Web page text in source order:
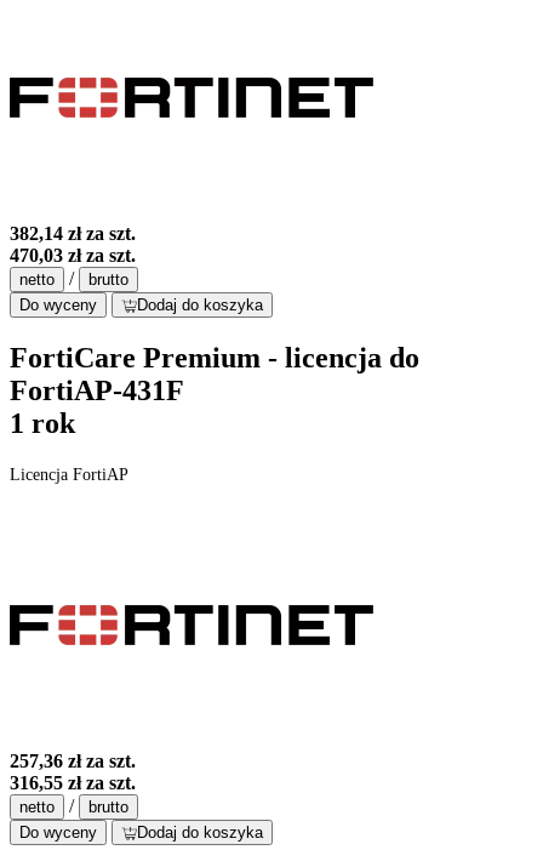
382,14 złza szt.
470,03 złza szt.
netto /
brutto
Do wyceny
Dodaj do koszyka
FortiCare Premium - licencja do
FortiAP-431F
1 rok
Licencja FortiAP
257,36 złza szt.
316,55 złza szt.
netto /
brutto
Do wyceny
Dodaj do koszyka